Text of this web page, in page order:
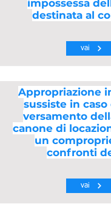
impossessa
destinata al
vai
Appropriazione
sussiste in
versamento
canone di
un
confronti
vai